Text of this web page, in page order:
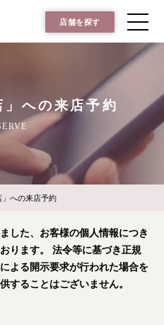
店舗を探す
」への来店予約
」への来店予約
した、お客様の個人情報につき
ります。
法令等に基づき正規
よる開示要求が行われた場合を
することはございません。